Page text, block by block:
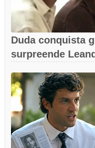
Duda conquista
surpreende